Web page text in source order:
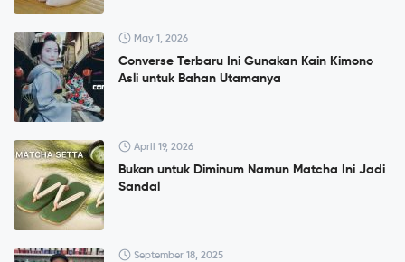
May 1, 2026
Converse Terbaru Ini Gunakan Kain Kimono
Asli untuk Bahan Utamanya
April 19, 2026
Bukan untuk Diminum Namun Matcha Ini Jadi
Sandal
September 18, 2025